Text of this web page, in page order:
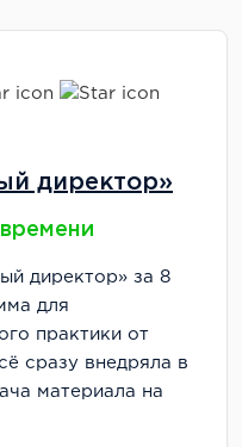
директор»
директор» за 8
для
практики от
сразу внедряла в
материала на